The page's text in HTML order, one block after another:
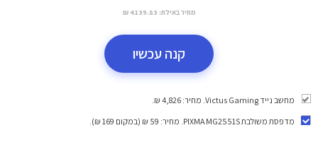
מחיר באילת: 4139.83 ₪
קנה עכשיו
מחשב נייד Victus Gaming. מחיר: 4,826 ₪.
מדפסת משולבת PIXMA MG2551S
. מחיר: 59 ₪ (במקום 169 ₪).